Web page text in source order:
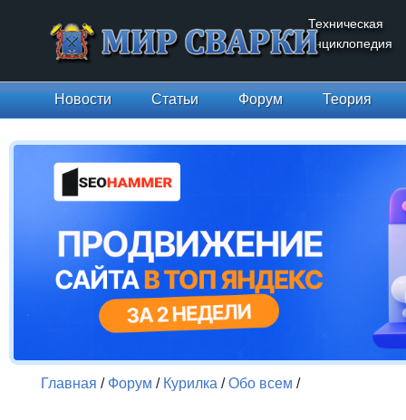
Техническая
энциклопедия
Новости Статьи Форум Теория
Главная / Форум / Курилка /Обо всем /